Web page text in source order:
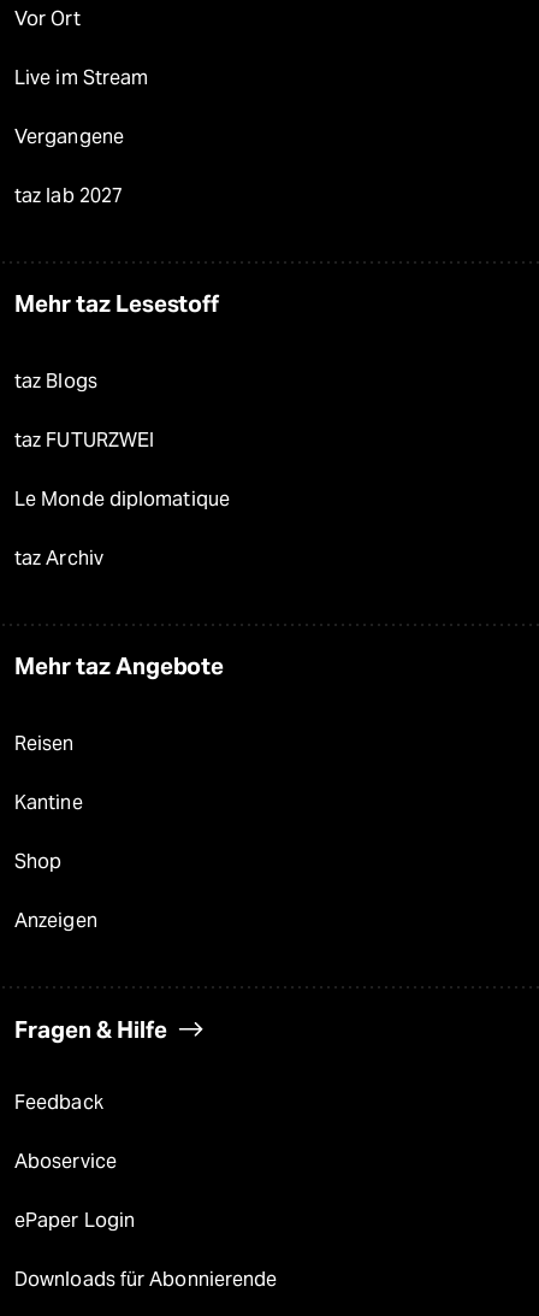
Vor Ort
Live im Stream
Vergangene
taz lab 2027
Mehr taz Lesestoff
taz Blogs
taz FUTURZWEI
Le Monde diplomatique
taz Archiv
Mehr taz Angebote
Reisen
Kantine
Shop
Anzeigen
Fragen & Hilfe
Feedback
Aboservice
ePaper Login
Downloads für Abonnierende